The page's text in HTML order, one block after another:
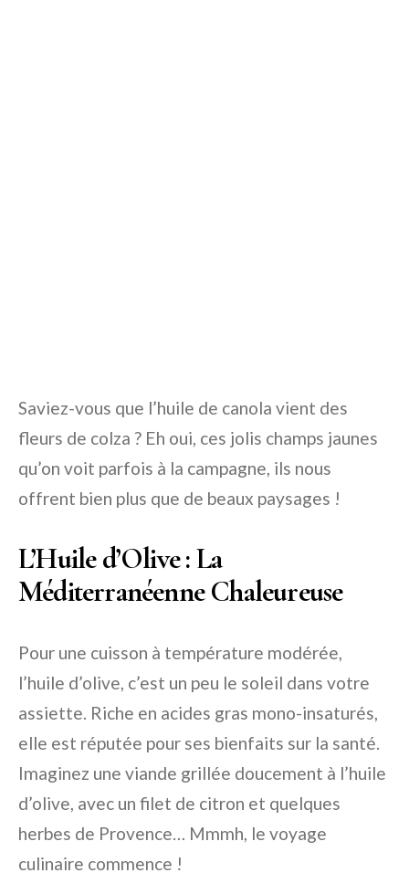
Saviez-vous que l’huile de canola vient des
fleurs de colza ? Eh oui, ces jolis champs jaunes
qu’on voit parfois à la campagne, ils nous
offrent bien plus que de beaux paysages !
L’Huile d’Olive : La
Méditerranéenne Chaleureuse
Pour une cuisson à température modérée,
l’huile d’olive, c’est un peu le soleil dans votre
assiette. Riche en acides gras mono-insaturés,
elle est réputée pour ses bienfaits sur la santé.
Imaginez une viande grillée doucement à l’huile
d’olive, avec un filet de citron et quelques
herbes de Provence… Mmmh, le voyage
culinaire commence !